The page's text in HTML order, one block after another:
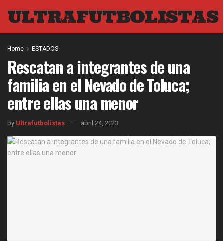
ULTRAFUTBOLISTAS
Home ESTADOS
Rescatan a integrantes de una
familia en el Nevado de Toluca;
entre ellas una menor
by Ultrafutbolistas abril 24, 2023